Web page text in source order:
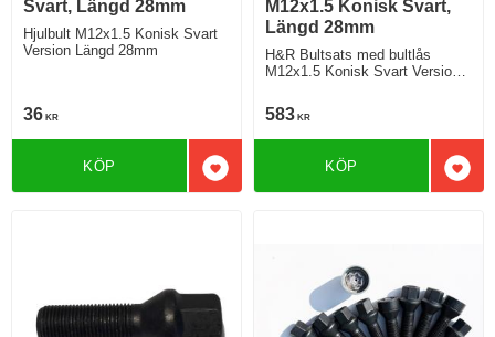
Svart, Längd 28mm
Hjulbult M12x1.5 Konisk Svart
Version Längd 28mm
36 KR
Lägg till i favoriter
KÖP
M12x1.5 Konisk Svart,
Längd 28mm
H&R Bultsats med bultlås
M12x1.5 Konisk Svart Version
583 KR
KÖP